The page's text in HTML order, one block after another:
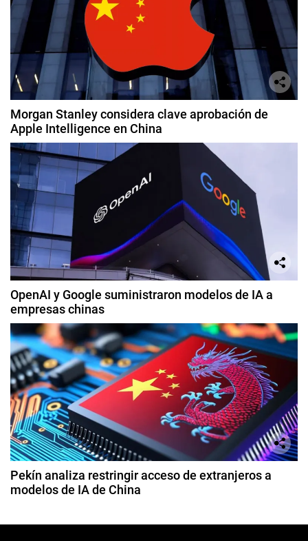
Morgan Stanley considera clave aprobación de
Apple Intelligence en China
OpenAI y Google suministraron modelos de IA a
empresas chinas
Pekín analiza restringir acceso de extranjeros a
modelos de IA de China